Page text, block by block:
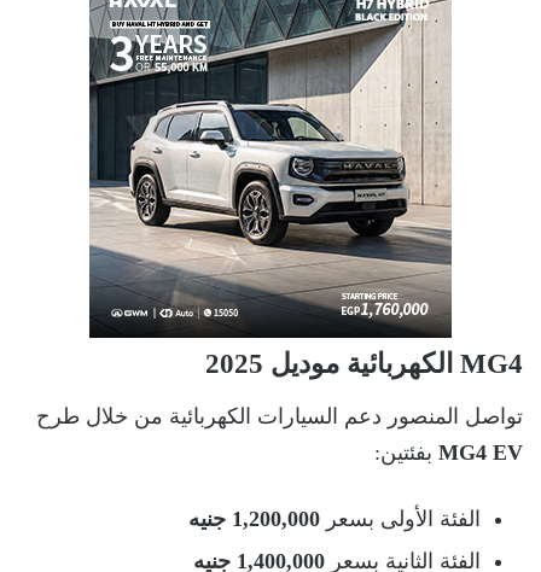
MG4 الكهربائية موديل 2025
تواصل المنصور دعم السيارات الكهربائية من خلال طرح
MG4 EV بفئتين:
الفئة الأولى بسعر 1,200,000 جنيه
الفئة الثانية بسعر 1,400,000 جنيه